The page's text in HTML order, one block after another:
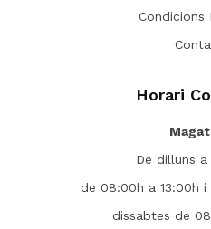
Condicions
Horari
De dilluns a
de 08:00h a 13:00h i
dissabtes de